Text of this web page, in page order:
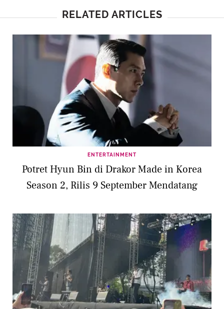
RELATED ARTICLES
ENTERTAINMENT
Potret Hyun Bin di Drakor Made in Korea
Season 2, Rilis 9 September Mendatang